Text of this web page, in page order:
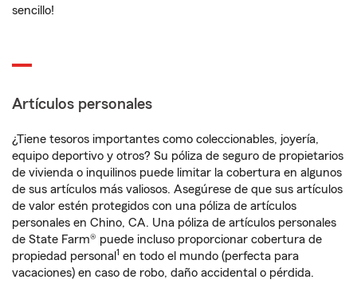
sencillo!
Artículos personales
¿Tiene tesoros importantes como coleccionables, joyería,
equipo deportivo y otros? Su póliza de seguro de propietarios
de vivienda o inquilinos puede limitar la cobertura en algunos
de sus artículos más valiosos. Asegúrese de que sus artículos
de valor estén protegidos con una póliza de artículos
personales en Chino, CA. Una póliza de artículos personales
de State Farm® puede incluso proporcionar cobertura de
propiedad personal 1 en todo el mundo (perfecta para
vacaciones) en caso de robo, daño accidental o pérdida.